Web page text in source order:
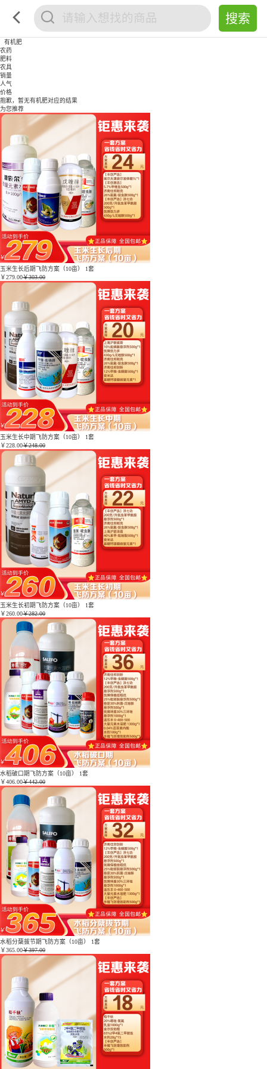
有机肥
农药
肥料
农具
销量
人气
价格
抱歉，暂无有机肥对应的结果
为您推荐
玉米生长后期飞防方案（10亩） 1套
￥279.00￥303.00
玉米生长中期飞防方案（10亩） 1套
￥228.00￥248.00
玉米生长初期飞防方案（10亩） 1套
￥260.00￥282.00
水稻破口期飞防方案（10亩） 1套
￥406.00￥442.00
水稻分蘖拔节期飞防方案（10亩） 1套
￥365.00￥397.00